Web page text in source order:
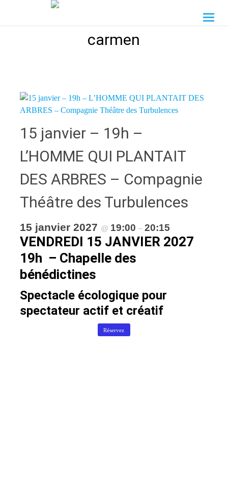
A4 Spectacle Vivant
carmen
15 janvier – 19h –
L’HOMME QUI PLANTAIT
DES ARBRES – Compagnie
Théâtre des Turbulences
15 janvier 2027 @ 19:00 – 20:15
VENDREDI 15 JANVIER 2027
19h – Chapelle des
bénédictines
Spectacle écologique pour
spectateur actif et créatif
Réservez